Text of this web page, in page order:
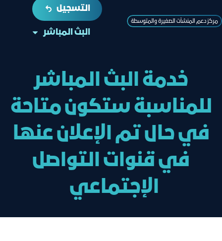
مركز دعم المنشآت الصغيرة والمتوسطة
التسجيل
البث المباشر
خدمة البث المباشر
للمناسبة ستكون متاحة
في حال تم الإعلان عنها
في قنوات التواصل
الإجتماعي